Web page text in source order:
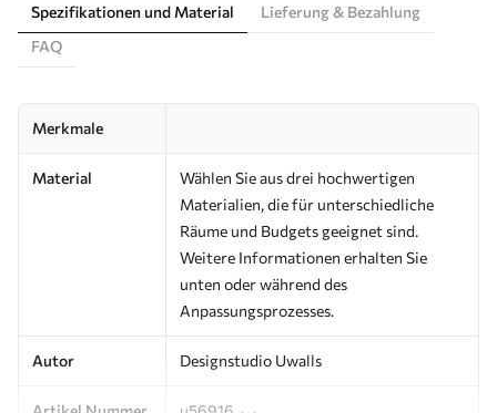
Spezifikationen und Material
Lieferung & Bezahlung
FAQ
Merkmale
Material
Wählen Sie aus drei hochwertigen
Materialien, die für unterschiedliche
Räume und Budgets geeignet sind.
Weitere Informationen erhalten Sie
unten oder während des
Anpassungsprozesses.
Autor Designstudio Uwalls